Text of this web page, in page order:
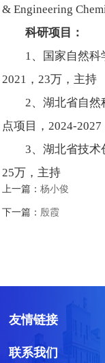
& Engineering
科研项目：
1、国家自然科
2021，23万，主持
2、湖北省自
点项目，2024-
3、湖北省技术
25万，主持
上一篇：杨小俊
下一篇： 殷霞
友情链接
联系我们